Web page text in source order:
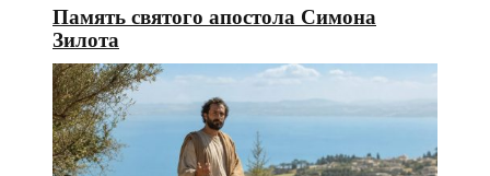
Память святого апостола Симона
Зилота